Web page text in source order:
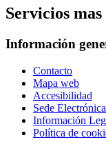
Servicios
Información
Contacto
Mapa web
Accesibilidad
Sede Electrónica
Información
Política de